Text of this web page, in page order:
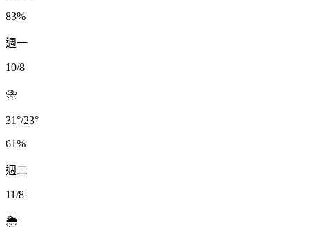
83%
週一
10/8
⛈️
31°/23°
61%
週二
11/8
🌦️